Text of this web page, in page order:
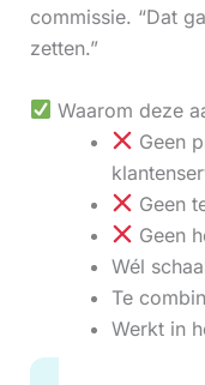
commissie. “Dat
zetten.”
Waarom deze
Geen
Geen
Geen
Wél
Te
Werkt in